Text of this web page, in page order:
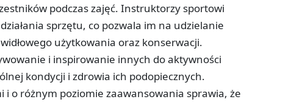
podczas zajęć. Instruktorzy sportowi
sprzętu, co pozwala im na udzielanie
użytkowania oraz konserwacji.
i inspirowanie innych do aktywności
kondycji i zdrowia ich podopiecznych.
i o różnym poziomie zaawansowania sprawia, że